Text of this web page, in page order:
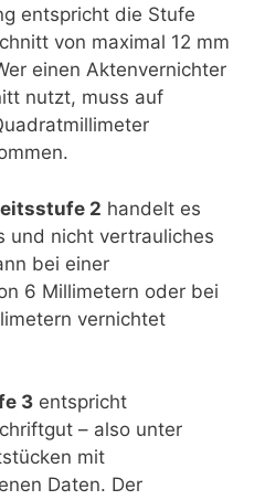
entspricht die Stufe
von maximal 12 mm
einen Aktenvernichter
nutzt, muss auf
2 handelt es
und nicht vertrauliches
bei einer
6 Millimetern oder bei
vernichtet
3 entspricht
– also unter
mit
Daten. Der